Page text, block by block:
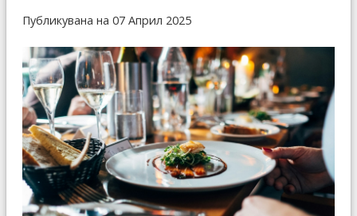
Публикувана на 07 Април 2025